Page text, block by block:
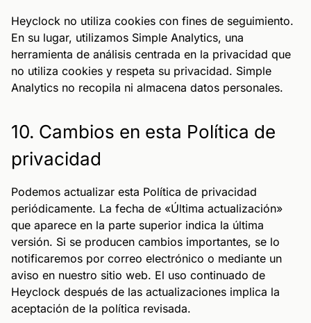
Heyclock no utiliza cookies con fines de seguimiento.
En su lugar, utilizamos Simple Analytics, una
herramienta de análisis centrada en la privacidad que
no utiliza cookies y respeta su privacidad. Simple
Analytics no recopila ni almacena datos personales.
10. Cambios en esta Política de
privacidad
Podemos actualizar esta Política de privacidad
periódicamente. La fecha de «Última actualización»
que aparece en la parte superior indica la última
versión. Si se producen cambios importantes, se lo
notificaremos por correo electrónico o mediante un
aviso en nuestro sitio web. El uso continuado de
Heyclock después de las actualizaciones implica la
aceptación de la política revisada.